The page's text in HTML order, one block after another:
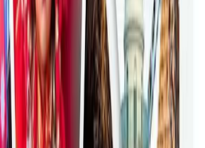
अस्ट्रेलियाको टोलीका लागि
नेपाली युवा
पाँचौं संस्करणमा कृष्ण कार्की
खेलाडी